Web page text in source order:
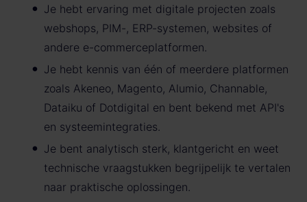
Je hebt ervaring met digitale projecten zoals
webshops, PIM-, ERP-systemen, websites of
andere e-commerceplatformen.
Je hebt kennis van één of meerdere platformen
zoals Akeneo, Magento, Alumio, Channable,
Dataiku of Dotdigital en bent bekend met API's
en systeemintegraties.
Je bent analytisch sterk, klantgericht en weet
technische vraagstukken begrijpelijk te vertalen
naar praktische oplossingen.